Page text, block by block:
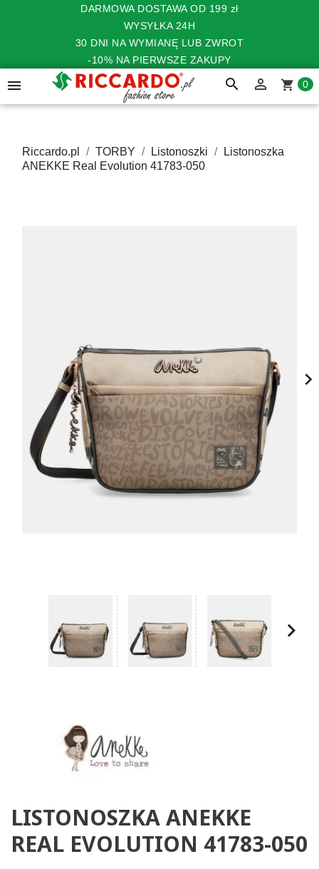
DARMOWA DOSTAWA OD 199 zł
WYSYŁKA 24H
30 DNI NA WYMIANĘ LUB ZWROT
-10% NA PIERWSZE ZAKUPY
 search  shopping_cart 0
Riccardo.pl TORBY Listonoszki
Listonoszka
ANEKKE Real Evolution 41783-050

LISTONOSZKA ANEKKE
REAL EVOLUTION 41783-050